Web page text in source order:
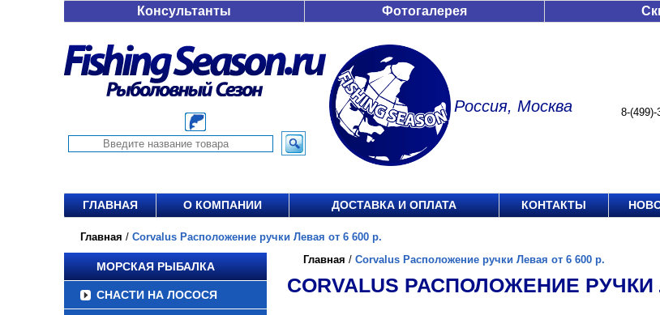
Консультанты Фотогалерея
Россия, Москва 8-(499)-
ГЛАВНАЯ О КОМПАНИИ ДОСТАВКА И ОПЛАТА КОНТАКТЫ
Главная / Corvalus Расположение ручки Левая от 6 600 р.
МОРСКАЯ РЫБАЛКА
СНАСТИ НА ЛОСОСЯ
Главная / Corvalus Расположение ручки Левая от 6 600 р.
CORVALUS РАСПОЛОЖЕНИЕ РУЧКИ